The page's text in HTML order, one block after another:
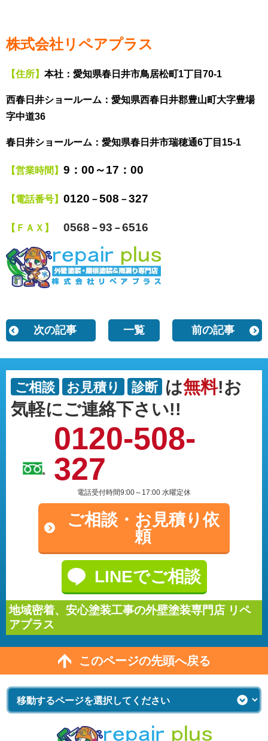
株式会社リペアプラス
【住所】 本社：愛知県春日井市鳥居松町1丁目70-1
西春日井ショールーム：愛知県西春日井郡豊山町大字豊場
字中道36
春日井ショールーム：愛知県春日井市瑞穂通6丁目15-1
【営業時間】 9 ：00～17：00
【電話番号】 0120 －508 －327
【ＦＡＸ】 0568 －93 －6516
次の記事 一覧 前の記事
ご相談 お見積り 診断 は無料!お
気軽にご連絡下さい!!
0120-508-
327
電話受付時間9:00～17:00 水曜定休
ご相談・ お見積り依
頼
LINEでご相談
地域密着、安心塗装工事の外壁塗装専門店 リペ
アプラス
このページの先頭へ戻る